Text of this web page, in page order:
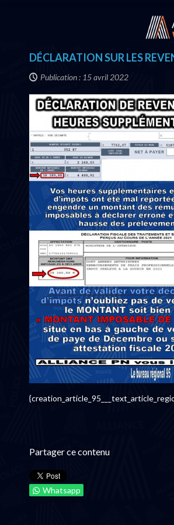
DÉCLARATION SUR LES
Publication : 15 avril 2022
Partager ce contenu
Whatsapp